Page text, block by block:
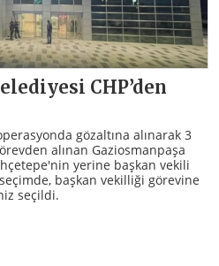
CHP’den
gözaltına alınarak 3
alınan Gaziosmanpaşa
yerine başkan vekili
başkan vekilliği görevine
seçildi.